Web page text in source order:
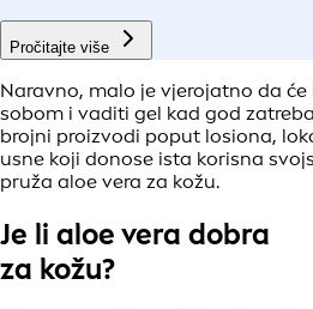
Pročitajte više
Naravno, malo je vjerojatno da
sobom i vaditi gel kad god
brojni proizvodi poput losiona,
usne koji donose ista korisna
pruža aloe vera za kožu.
Je li aloe vera dobra
za kožu?